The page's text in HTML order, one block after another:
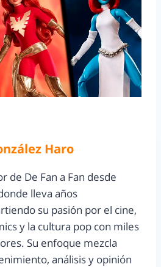
Haro
de De Fan a Fan desde
lleva años
su pasión por el cine,
y la cultura pop con miles
Su enfoque mezcla
análisis y opinión